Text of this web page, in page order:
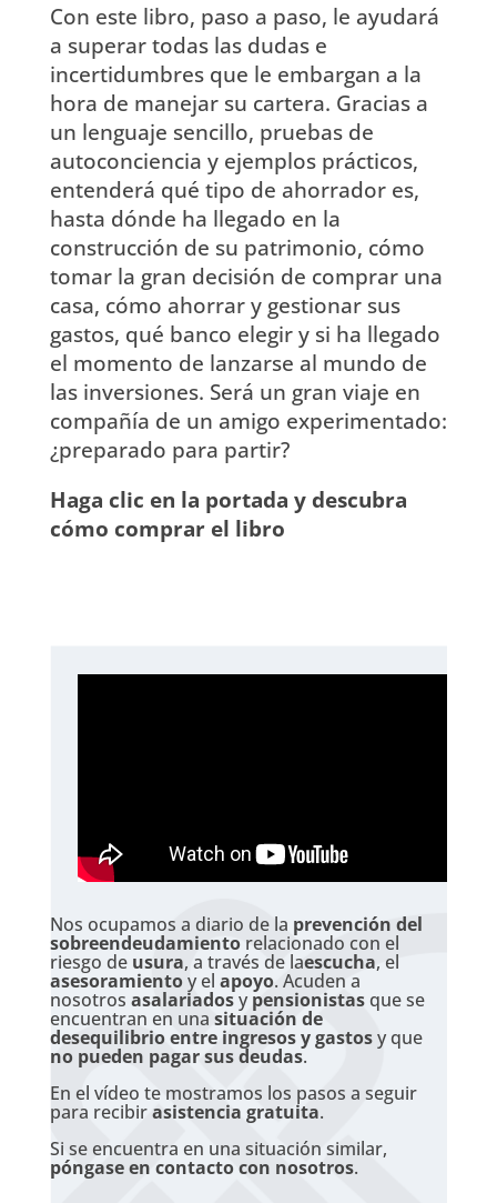
Con este libro, paso a paso, le ayudará
a superar todas las dudas e
incertidumbres que le embargan a la
hora de manejar su cartera. Gracias a
un lenguaje sencillo, pruebas de
autoconciencia y ejemplos prácticos,
entenderá qué tipo de ahorrador es,
hasta dónde ha llegado en la
construcción de su patrimonio, cómo
tomar la gran decisión de comprar una
casa, cómo ahorrar y gestionar sus
gastos, qué banco elegir y si ha llegado
el momento de lanzarse al mundo de
las inversiones. Será un gran viaje en
compañía de un amigo experimentado:
¿preparado para partir?
Haga clic en la portada y descubra
cómo comprar el libro
Nos ocupamos a diario de la prevención del
sobreendeudamientorelacionado con el
riesgo de usura, a través de laescucha, el
asesoramientoy el apoyo. Acuden a
nosotros asalariadosy pensionistasque se
encuentran en una situación de
desequilibrio entre ingresos y gastosy que
no pueden pagar sus deudas.
En el vídeo te mostramos los pasos a seguir
para recibirasistencia gratuita.
Si se encuentra en una situación similar,
póngase en contacto con nosotros.